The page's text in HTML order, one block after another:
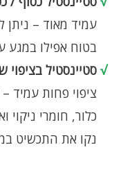
עמיד מאוד – ניתן
בטוח אפילו במגע
√ סטיינסטיל בציפוי
ציפוי פחות עמיד
כלור, חומרי
נקו את התכשיט